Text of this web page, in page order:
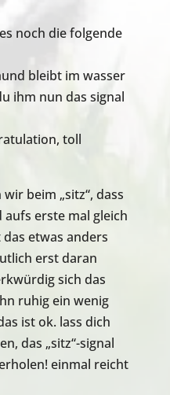
noch die folgende
bleibt im wasser
ihm nun das signal
toll
beim „sitz“, dass
erste mal gleich
etwas anders
erst daran
sich das
ruhig ein wenig
ist ok. lass dich
das „sitz“-signal
einmal reicht